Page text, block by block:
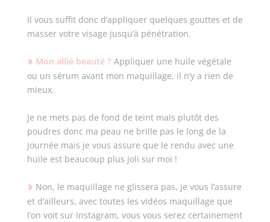
Il vous suffit donc d’appliquer quelques gouttes et de
masser votre visage jusqu’à pénétration.
❥ Mon allié beauté ? Appliquer une huile végétale
ou un sérum avant mon maquillage, il n’y a rien de
mieux.
Je ne mets pas de fond de teint mais plutôt des
poudres donc ma peau ne brille pas le long de la
journée mais je vous assure que le rendu avec une
huile est beaucoup plus joli sur moi !
❥ Non, le maquillage ne glissera pas, je vous l’assure
et d’ailleurs, avec toutes les vidéos maquillage que
l’on voit sur Instagram, vous vous serez certainement